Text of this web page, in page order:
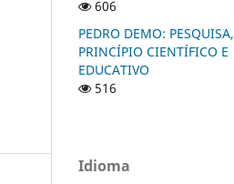
606
PEDRO DEMO: PESQUISA,
PRINCÍPIO CIENTÍFICO E
EDUCATIVO
516
Idioma